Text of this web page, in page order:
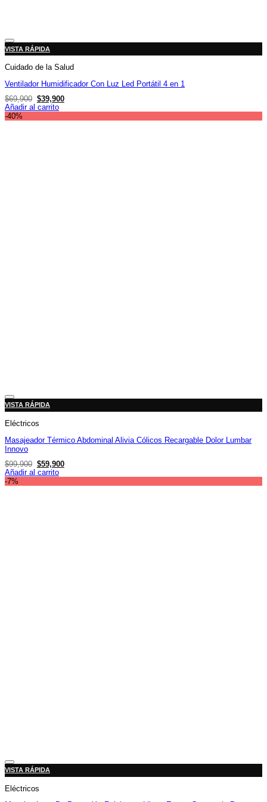
Añadir a la lista de deseos
VISTA RÁPIDA
Cuidado de la Salud
Ventilador Humidificador Con Luz Led Portátil 4 en 1
$69,900 El
precio
original
era:
$39,900El
precio
actual
es:
Añadir al carrito
-40%
Añadir a la lista de deseos
VISTA RÁPIDA
Eléctricos
Masajeador Térmico Abdominal Alivia Cólicos Recargable Dolor Lumbar
Innovo
$99,900 El
precio
original
era:
$59,900El
precio
actual
es:
Añadir al carrito
-7%
Añadir a la lista de deseos
VISTA RÁPIDA
Eléctricos